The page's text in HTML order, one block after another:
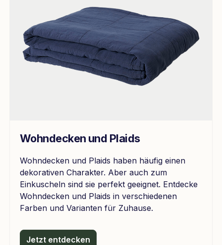
Wohndecken und Plaids
Wohndecken und Plaids haben häufig einen
dekorativen Charakter. Aber auch zum
Einkuscheln sind sie perfekt geeignet. Entdecke
Wohndecken und Plaids in verschiedenen
Farben und Varianten für Zuhause.
Jetzt entdecken